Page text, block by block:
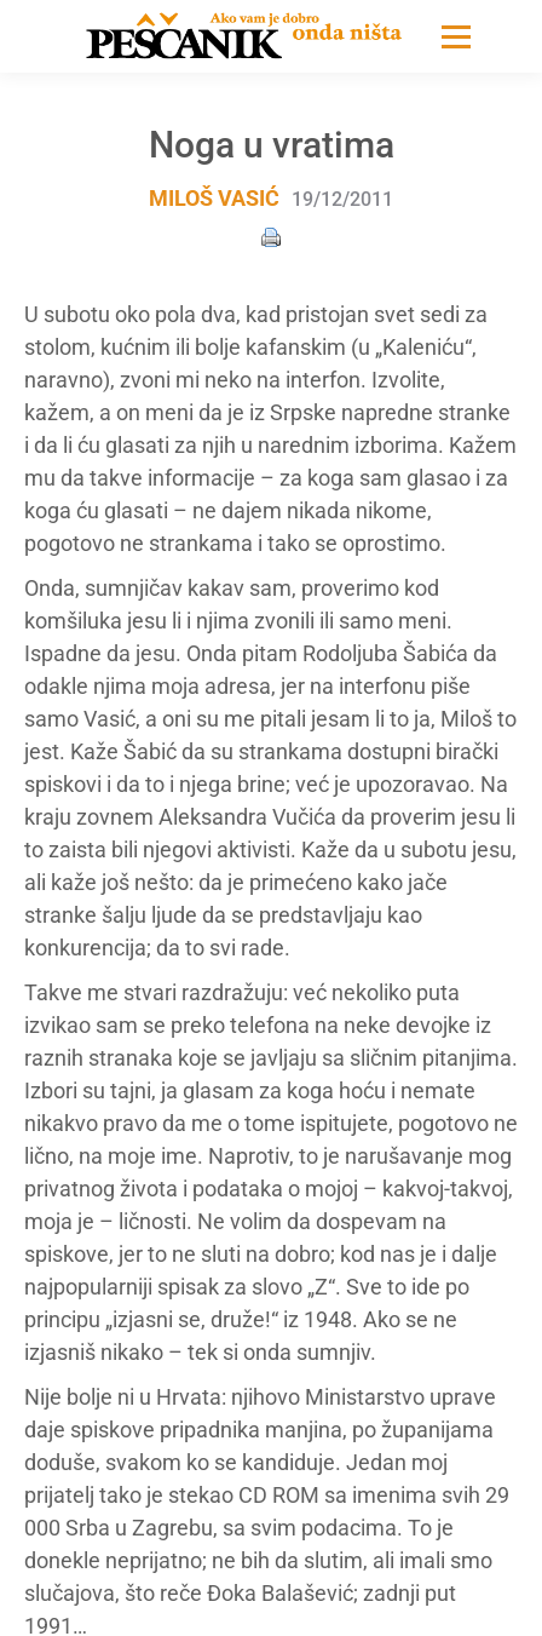
Noga u vratima
MILOŠ VASIĆ 19/12/2011
U subotu oko pola dva, kad pristojan svet sedi za
stolom, kućnim ili bolje kafanskim (u „Kaleniću“,
naravno), zvoni mi neko na interfon. Izvolite,
kažem, a on meni da je iz Srpske napredne stranke
i da li ću glasati za njih u narednim izborima. Kažem
mu da takve informacije – za koga sam glasao i za
koga ću glasati – ne dajem nikada nikome,
pogotovo ne strankama i tako se oprostimo.
Onda, sumnjičav kakav sam, proverimo kod
komšiluka jesu li i njima zvonili ili samo meni.
Ispadne da jesu. Onda pitam Rodoljuba Šabića da
odakle njima moja adresa, jer na interfonu piše
samo Vasić, a oni su me pitali jesam li to ja, Miloš to
jest. Kaže Šabić da su strankama dostupni birački
spiskovi i da to i njega brine; već je upozoravao. Na
kraju zovnem Aleksandra Vučića da proverim jesu li
to zaista bili njegovi aktivisti. Kaže da u subotu jesu,
ali kaže još nešto: da je primećeno kako jače
stranke šalju ljude da se predstavljaju kao
konkurencija; da to svi rade.
Takve me stvari razdražuju: već nekoliko puta
izvikao sam se preko telefona na neke devojke iz
raznih stranaka koje se javljaju sa sličnim pitanjima.
Izbori su tajni, ja glasam za koga hoću i nemate
nikakvo pravo da me o tome ispitujete, pogotovo ne
lično, na moje ime. Naprotiv, to je narušavanje mog
privatnog života i podataka o mojoj – kakvoj-takvoj,
moja je – ličnosti. Ne volim da dospevam na
spiskove, jer to ne sluti na dobro; kod nas je i dalje
najpopularniji spisak za slovo „Z“. Sve to ide po
principu „izjasni se, druže!“ iz 1948. Ako se ne
izjasniš nikako – tek si onda sumnjiv.
Nije bolje ni u Hrvata: njihovo Ministarstvo uprave
daje spiskove pripadnika manjina, po županijama
doduše, svakom ko se kandiduje. Jedan moj
prijatelj tako je stekao CD ROM sa imenima svih 29
000 Srba u Zagrebu, sa svim podacima. To je
donekle neprijatno; ne bih da slutim, ali imali smo
slučajova, što reče Đoka Balašević; zadnji put
1991…